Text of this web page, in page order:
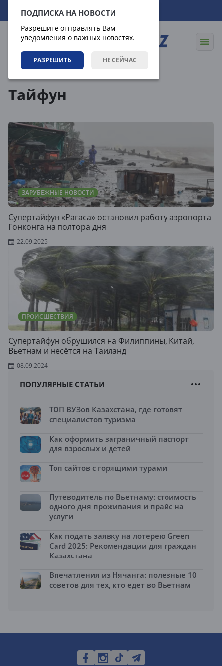
ПОДПИСКА НА НОВОСТИ
Разрешите отправлять Вам
уведомления о важных новостях.
РАЗРЕШИТЬ НЕ СЕЙЧАС
08.08.2026 12:48:43
Тайфун
ЗАРУБЕЖНЫЕ НОВОСТИ
Супертайфун «Рагаса» остановил работу аэропорта
Гонконга на полтора дня
22.09.2025
ПРОИСШЕСТВИЯ
Супертайфун обрушился на Филиппины, Китай,
Вьетнам и несётся на Таиланд
08.09.2024
ПОПУЛЯРНЫЕ СТАТЬИ
ТОП ВУЗов Казахстана, где готовят
специалистов туризма
Как оформить заграничный паспорт
для взрослых и детей
Топ сайтов с горящими турами
Путеводитель по Вьетнаму: стоимость
одного дня проживания и прайс на
услуги
Как подать заявку на лотерею Green
Card 2025: Рекомендации для граждан
Казахстана
Впечатления из Нячанга: полезные 10
советов для тех, кто едет во Вьетнам